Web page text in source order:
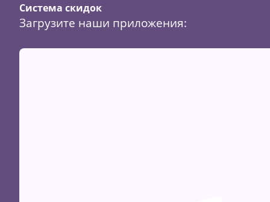
Система скидок
Загрузите наши приложения: